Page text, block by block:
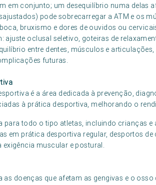
em conjunto; um desequilíbrio numa delas
pode sobrecarregar a ATM e os
bruxismo e dores de ouvidos ou
ajuste oclusal seletivo, goteiras de
entre dentes, músculos e
futuras.
é a área dedicada à prevenção,
à prática desportiva, melhorando o
para todo o tipo atletas, incluindo crianças e
em prática desportiva regular, desportos
muscular e postural.
as doenças que afetam as gengivas e o osso